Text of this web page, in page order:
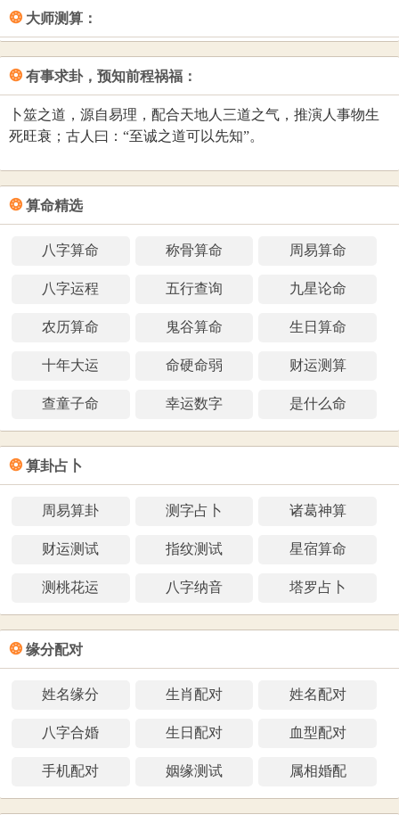
❂ 大师测算：
❂ 有事求卦，预知前程祸福：
卜筮之道，源自易理，配合天地人三道之气，推演人事物生
死旺衰；古人曰：“至诚之道可以先知”。
❂ 算命精选
八字算命 称骨算命 周易算命
八字运程 五行查询 九星论命
农历算命 鬼谷算命 生日算命
十年大运 命硬命弱 财运测算
查童子命 幸运数字 是什么命
❂ 算卦占卜
周易算卦 测字占卜 诸葛神算
财运测试 指纹测试 星宿算命
测桃花运 八字纳音 塔罗占卜
❂ 缘分配对
姓名缘分 生肖配对 姓名配对
八字合婚 生日配对 血型配对
手机配对 姻缘测试 属相婚配